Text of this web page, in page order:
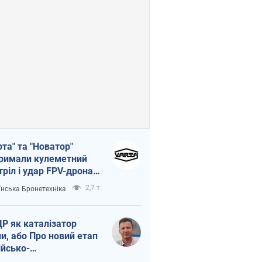
та "Новатор"
кулеметний
і удар FPV-дрона,
життя
ЗСУ
Бронетехніка 2,7 т.
як каталізатор
або Про новий етап